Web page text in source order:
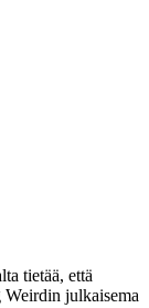
tietää, että
Weirdin julkaisema